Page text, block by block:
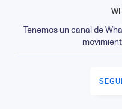
Tenemos un canal de